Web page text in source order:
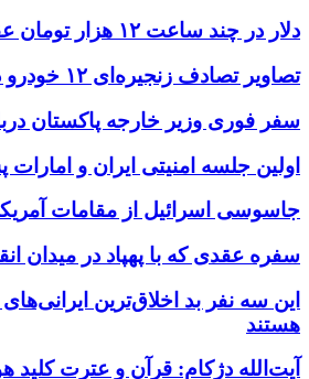
دلار در چند ساعت ۱۲ هزار تومان عقب‌نشینی کرد
تصاویر تصادف زنجیره‌ای ۱۲ خودرو در تهران
سفر فوری وزیر خارجه پاکستان
اولین جلسه امنیتی ایران و
جاسوسی اسرائیل از مقامات
سفره عقدی که با پهپاد در میدان
هستند
آیت‌الله دژکام: قرآن و عترت